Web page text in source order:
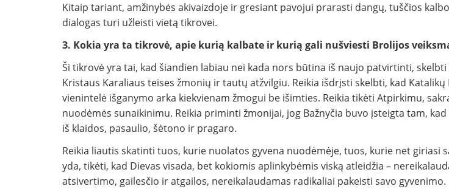
Kitaip tariant, amžinybės akivaizdoje ir gresiant pavojui prarasti dangų, tuščios
dialogas turi užleisti vietą tikrovei.
3. Kokia yra ta tikrovė, apie kurią kalbate ir kurią gali nušviesti Brolijos
Ši tikrovė yra tai, kad šiandien labiau nei kada nors būtina iš naujo patvirtinti,
Kristaus Karaliaus teises žmonių ir tautų atžvilgiu. Reikia išdrįsti skelbti, kad Katalikų
vienintelė išganymo arka kiekvienam žmogui be išimties. Reikia tikėti Atpirkimu,
nuodėmės sunaikinimu. Reikia priminti žmonijai, jog Bažnyčia buvo įsteigta tam,
iš klaidos, pasaulio, šėtono ir pragaro.
Reikia liautis skatinti tuos, kurie nuolatos gyvena nuodėmėje, tuos, kurie net giriasi
yda, tikėti, kad Dievas visada, bet kokiomis aplinkybėmis viską atleidžia –
atsivertimo, gailesčio ir atgailos, nereikalaudamas radikaliai pakeisti savo gyvenimo.